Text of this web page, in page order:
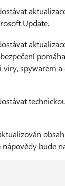
Update.
viry, spywarem
bude